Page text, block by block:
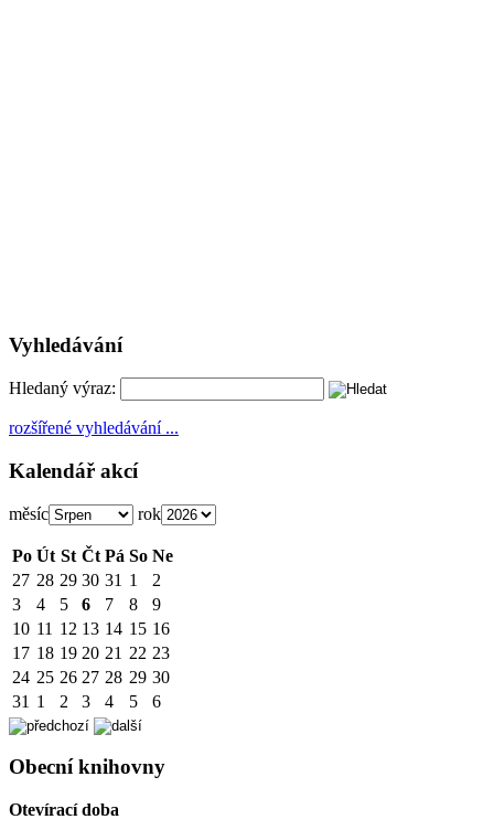
Vyhledávání
Hledaný výraz:
rozšířené vyhledávání ...
Kalendář akcí
měsíc rok
Po Út St Čt Pá So Ne
27 28 29 30 31 1
2
3
4 5 6 7 8
9
10 11 12 13 14 15 16
17 18 19 20 21 22 23
24 25 26 27 28 29 30
31 1 2 3 4 5 6
Obecní knihovny
Otevírací doba